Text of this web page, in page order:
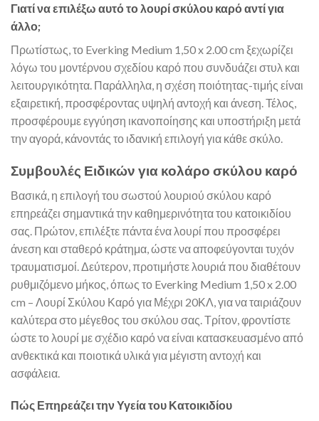
Γιατί να επιλέξω αυτό το λουρί σκύλου καρό αντί για
άλλο;
Πρωτίστως, το Everking Medium 1,50 x 2.00 cm ξεχωρίζει
λόγω του μοντέρνου σχεδίου καρό που συνδυάζει στυλ και
λειτουργικότητα. Παράλληλα, η σχέση ποιότητας-τιμής είναι
εξαιρετική, προσφέροντας υψηλή αντοχή και άνεση. Τέλος,
προσφέρουμε εγγύηση ικανοποίησης και υποστήριξη μετά
την αγορά, κάνοντάς το ιδανική επιλογή για κάθε σκύλο.
Συμβουλές Ειδικών για κολάρο σκύλου καρό
Βασικά, η επιλογή του σωστού λουριού σκύλου καρό
επηρεάζει σημαντικά την καθημερινότητα του κατοικιδίου
σας. Πρώτον, επιλέξτε πάντα ένα λουρί που προσφέρει
άνεση και σταθερό κράτημα, ώστε να αποφεύγονται τυχόν
τραυματισμοί. Δεύτερον, προτιμήστε λουριά που διαθέτουν
ρυθμιζόμενο μήκος, όπως το Everking Medium 1,50 x 2.00
cm – Λουρί Σκύλου Καρό για Μέχρι 20ΚΛ, για να ταιριάζουν
καλύτερα στο μέγεθος του σκύλου σας. Τρίτον, φροντίστε
ώστε το λουρί με σχέδιο καρό να είναι κατασκευασμένο από
ανθεκτικά και ποιοτικά υλικά για μέγιστη αντοχή και
ασφάλεια.
Πώς Επηρεάζει την Υγεία του Κατοικιδίου